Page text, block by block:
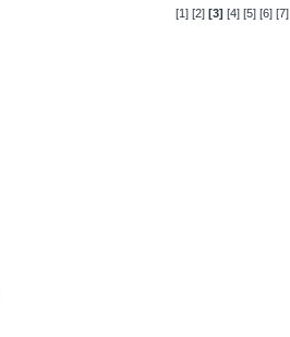
[1] [2] [3] [4] [5] [6] [7]